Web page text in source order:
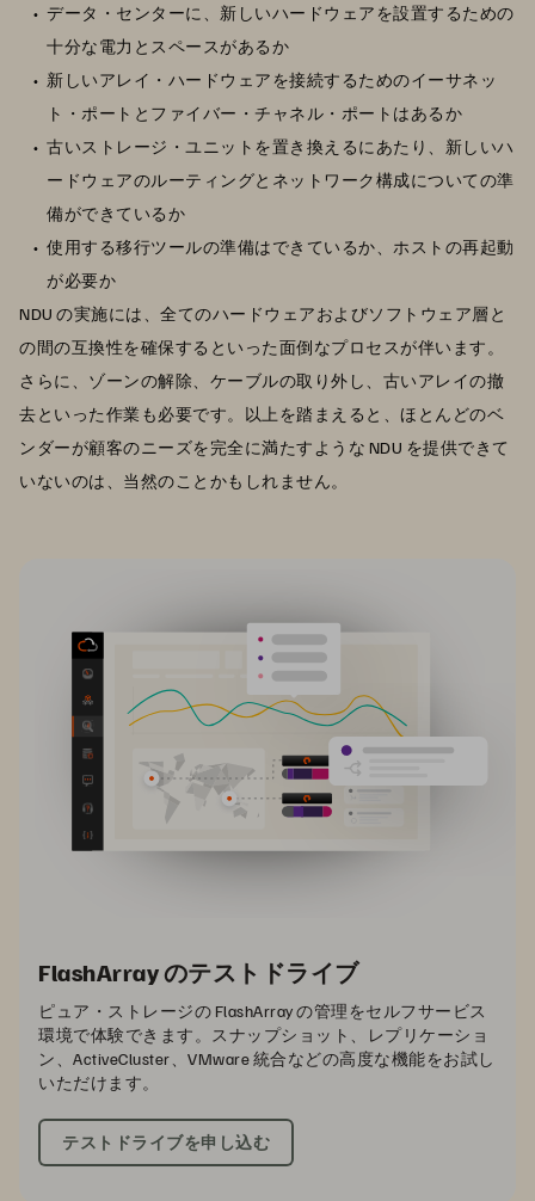
データ・センターに、新しいハードウェアを設置するための
十分な電力とスペースがあるか
新しいアレイ・ハードウェアを接続するためのイーサネッ
ト・ポートとファイバー・チャネル・ポートはあるか
古いストレージ・ユニットを置き換えるにあたり、新しいハ
ードウェアのルーティングとネットワーク構成についての準
備ができているか
使用する移行ツールの準備はできているか、ホストの再起動
が必要か
NDU の実施には、全てのハードウェアおよびソフトウェア層と
の間の互換性を確保するといった面倒なプロセスが伴います。
さらに、ゾーンの解除、ケーブルの取り外し、古いアレイの撤
去といった作業も必要です。以上を踏まえると、ほとんどのベ
ンダーが顧客のニーズを完全に満たすような NDU を提供できて
いないのは、当然のことかもしれません。
FlashArray のテストドライブ
ピュア・ストレージの FlashArray の管理をセルフサービス
環境で体験できます。スナップショット、レプリケーショ
ン、ActiveCluster、VMware 統合などの高度な機能をお試し
いただけます。
テストドライブを申し込む